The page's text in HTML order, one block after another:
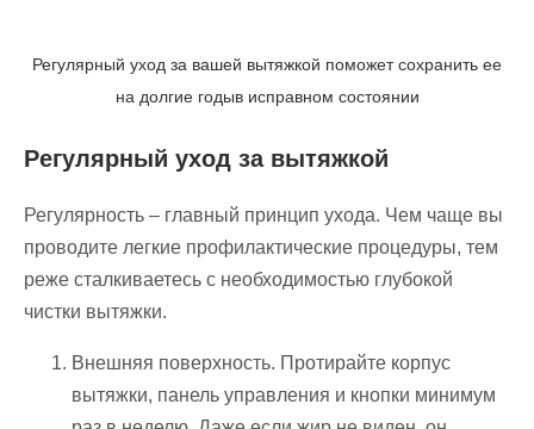
Регулярный уход за вашей вытяжкой поможет сохранить ее
на долгие годыв исправном состоянии
Регулярный уход за вытяжкой
Регулярность – главный принцип ухода. Чем чаще вы
проводите легкие профилактические процедуры, тем
реже сталкиваетесь с необходимостью глубокой
чистки вытяжки.
Внешняя поверхность. Протирайте корпус
вытяжки, панель управления и кнопки минимум